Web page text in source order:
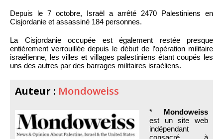
Depuis le 7 octobre, Israël a arrêté 2470 Palestiniens en
Cisjordanie et assassiné 184 personnes.
La Cisjordanie occupée est également restée presque
entièrement verrouillée depuis le début de l’opération militaire
israélienne, les villes et villages palestiniens étant coupés les
uns des autres par des barrages militaires israéliens.
Auteur : Mondoweiss
* Mondoweiss
est un site web
indépendant